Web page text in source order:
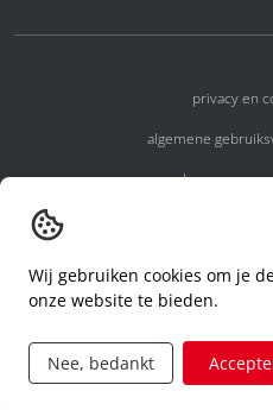
privacy en
algemene
algemene
code of
aanvraag rechten
Wij gebruiken cookies om je
onze website te bieden.
Nee, bedankt